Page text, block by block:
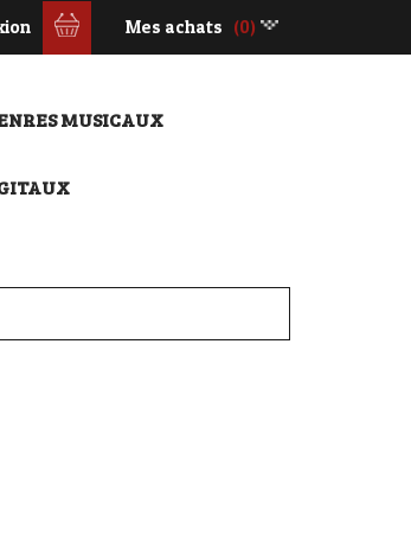
Mes achats (0)
MUSICAUX